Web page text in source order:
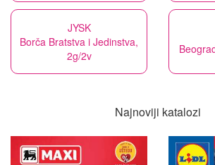
JYSK
Borča Bratstva i Jedinstva,
2g/2v
Najnoviji katalozi